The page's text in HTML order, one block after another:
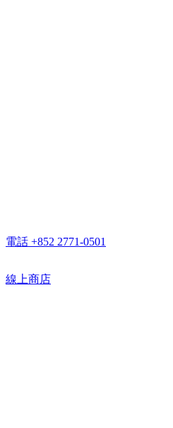
電話 +852 2771-0501
線上商店